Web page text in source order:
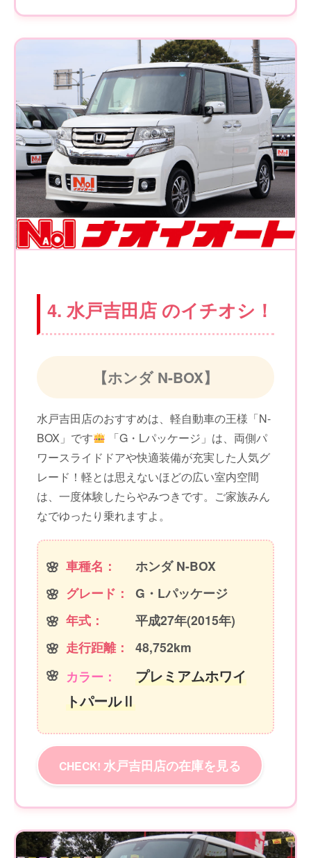
4. 水戸吉田店 のイチオシ！
【ホンダ N-BOX】
水戸吉田店のおすすめは、軽自動車の王様「N-
BOX」です
「G・Lパッケージ」は、両側パ
ワースライドドアや快適装備が充実した人気グ
レード！軽とは思えないほどの広い室内空間
は、一度体験したらやみつきです。ご家族みん
なでゆったり乗れますよ。
車種名：
ホンダ N-BOX
グレード：
G・Lパッケージ
年式：
平成27年(2015年)
走行距離：
48,752km
カラー：
プレミアムホワイ
トパールⅡ
水戸吉田店の在庫を見る